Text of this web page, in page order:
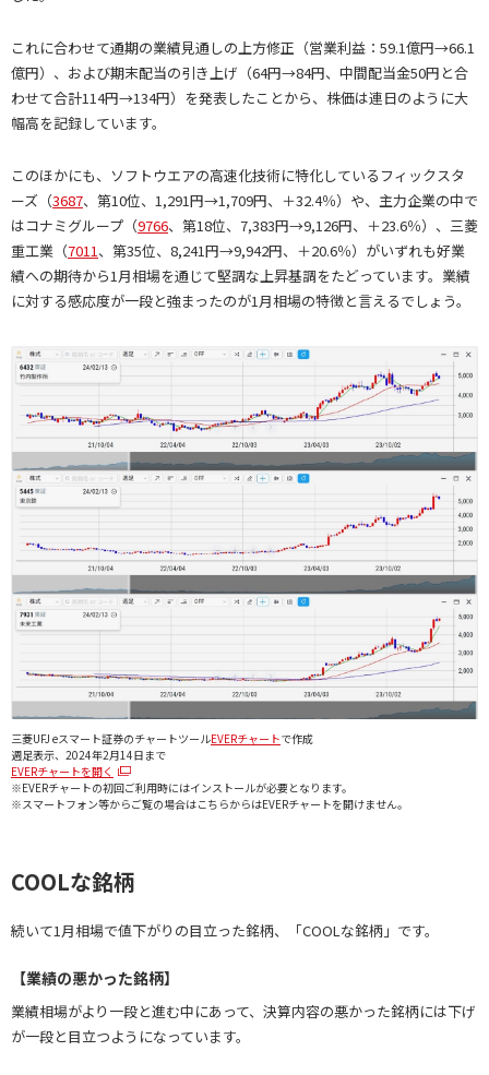
これに合わせて通期の業績見通しの上方修正（営業利益：59.1億円→66.1
億円）、および期末配当の引き上げ（64円→84円、中間配当金50円と合
わせて合計114円→134円）を発表したことから、株価は連日のように大
幅高を記録しています。
このほかにも、ソフトウエアの高速化技術に特化しているフィックスタ
ーズ（3687、第10位、1,291円→1,709円、＋32.4％）や、主力企業の中で
はコナミグループ（9766、第18位、7,383円→9,126円、＋23.6％）、三菱
重工業（7011、第35位、8,241円→9,942円、＋20.6％）がいずれも好業
績への期待から1月相場を通じて堅調な上昇基調をたどっています。業績
に対する感応度が一段と強まったのが1月相場の特徴と言えるでしょう。
三菱UFJ eスマート証券のチャートツールEVERチャートで作成
週足表示、2024年2月14日まで
EVERチャートを開く
※EVERチャートの初回ご利用時にはインストールが必要となります。
※スマートフォン等からご覧の場合はこちらからはEVERチャートを開けません。
COOLな銘柄
続いて1月相場で値下がりの目立った銘柄、「COOLな銘柄」です。
【業績の悪かった銘柄】
業績相場がより一段と進む中にあって、決算内容の悪かった銘柄には下げ
が一段と目立つようになっています。